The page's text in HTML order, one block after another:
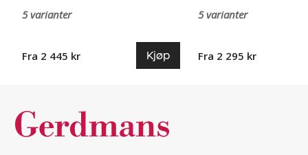
5 varianter
Fra 2 445 kr Kjøp
5 varianter
Fra 2 295 kr